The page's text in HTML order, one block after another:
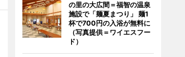
の里の大広間＝福智の温泉
施設で「麺夏まつり」 麺1
杯で700円の入浴が無料に
（写真提供＝ワイエスフー
ド）